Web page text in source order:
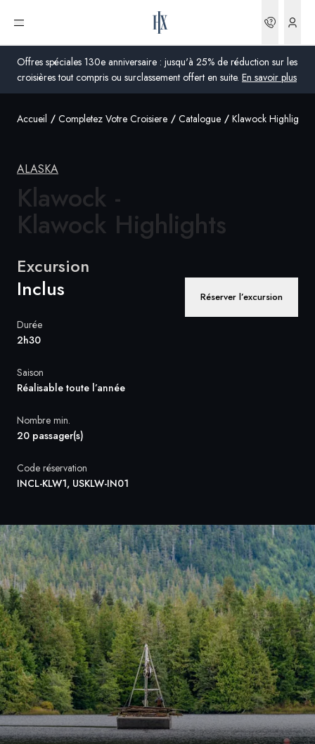
Offres spéciales 130e anniversaire : jusqu'à 25% de réduction sur les
croisières tout compris ou surclassement offert en suite. En savoir plus
Ouvrir le menu
Royaume-Uni
États-Unis
Danemark
Global
Accueil Completez Votre Croisiere Catalogue Klawock Highlights
ALASKA
Klawock -
Klawock Highlights
Excursion
Inclus Réserver l’excursion
Durée
2h30
Saison
Réalisable toute l’année
Nombre min.
20 passager(s)
Code réservation
INCL-KLW1, USKLW-IN01